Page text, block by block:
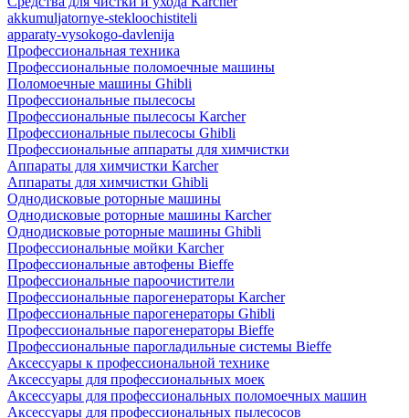
akkumuljatornye-stekloochistiteli
apparaty-vysokogo-davlenija
Профессиональная техника
Профессиональные поломоечные машины
Поломоечные машины Ghibli
Профессиональные пылесосы
Профессиональные пылесосы Karcher
Профессиональные пылесосы Ghibli
Профессиональные аппараты для химчистки
Аппараты для химчистки Karcher
Аппараты для химчистки Ghibli
Однодисковые роторные машины
Однодисковые роторные машины Karcher
Однодисковые роторные машины Ghibli
Профессиональные мойки Karcher
Профессиональные автофены Bieffe
Профессиональные пароочистители
Профессиональные парогенераторы Karcher
Профессиональные парогенераторы Ghibli
Профессиональные парогенераторы Bieffe
Профессиональные парогладильные системы Bieffe
Аксессуары к профессиональной технике
Аксессуары для профессиональных моек
Аксессуары для профессиональных поломоечных машин
Аксессуары для профессиональных пылесосов